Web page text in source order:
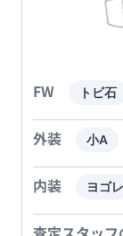
FW トビ石
外装 小A
内装 ヨゴレ